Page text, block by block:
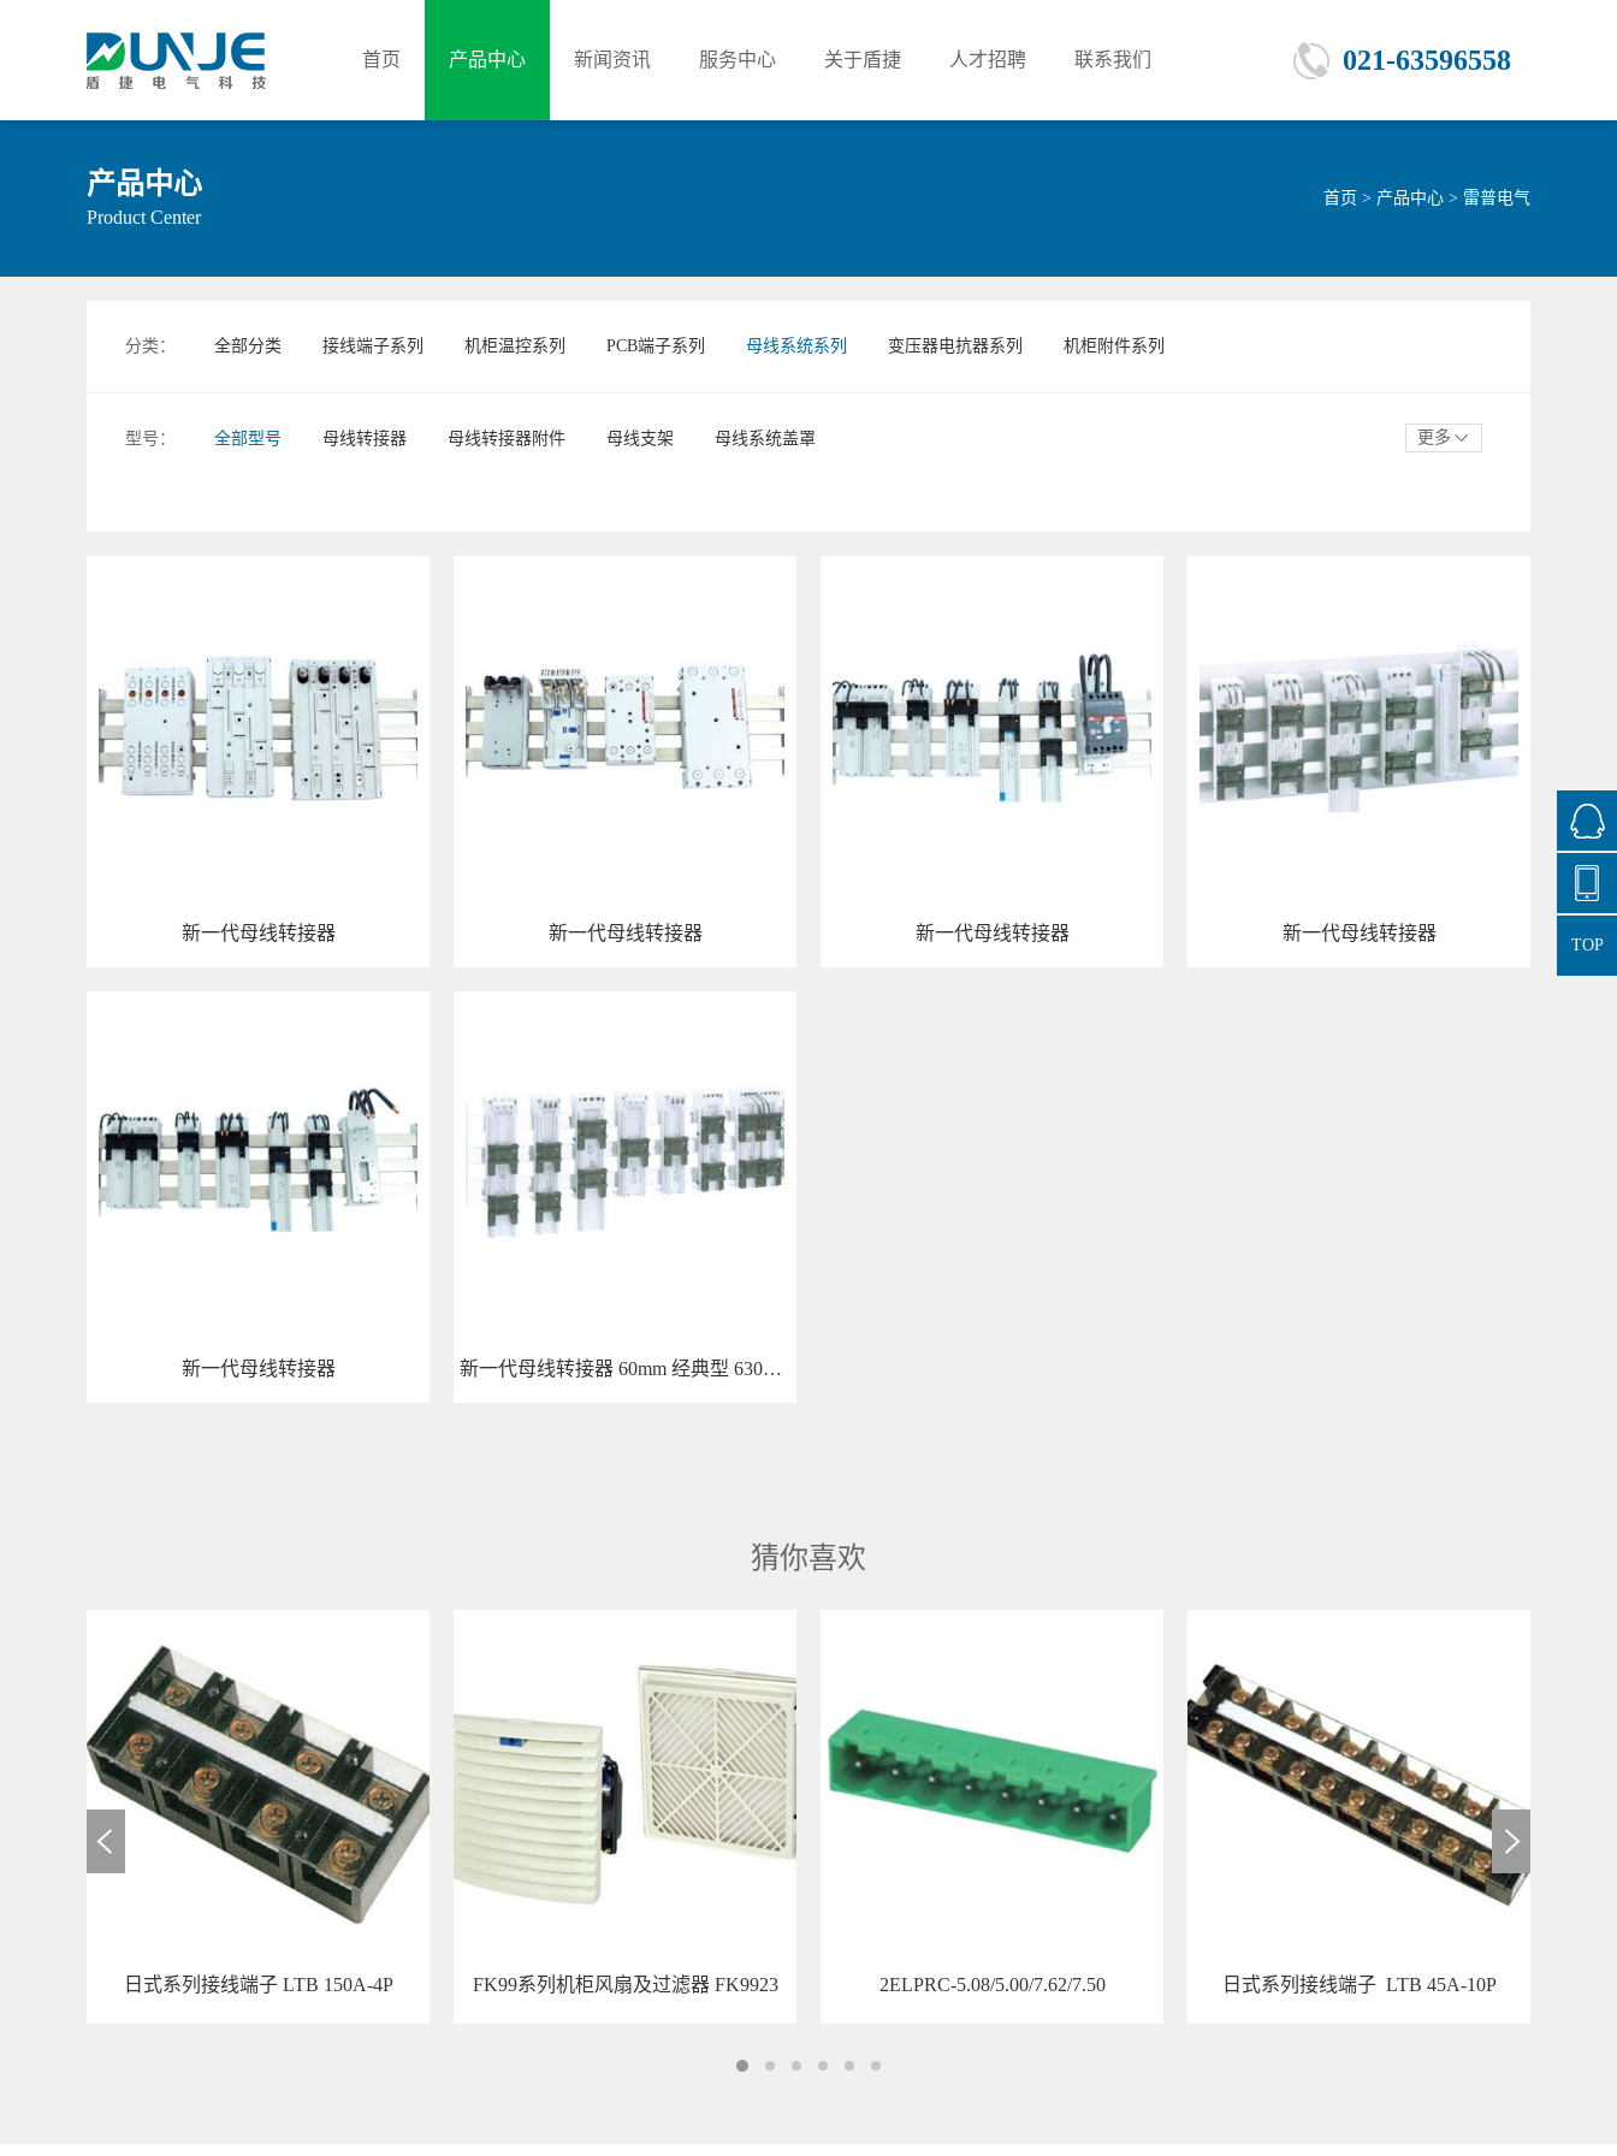
首页 产品中心 新闻资讯 服务中心 关于盾捷 人才招聘 联系我们 021-63596558
TOP
产品中心
Product Center
首页 > 产品中心 > 雷普电气
分类： 全部分类 接线端子系列 机柜温控系列 PCB端子系列 母线系统系列 变压器电抗器系列 机柜附件系列
型号： 更多
全部型号 母线转接器 母线转接器附件 母线支架 母线系统盖罩
新一代母线转接器 新一代母线转接器 新一代母线转接器 新一代母线转接器
新一代母线转接器 新一代母线转接器 60mm 经典型 630A(800A)/2500A
猜你喜欢
日式系列接线端子 LTB 150A-4P FK99系列机柜风扇及过滤器 FK9923 2ELPRC-5.08/5.00/7.62/7.50 日式系列接线端子 LTB 45A-10P